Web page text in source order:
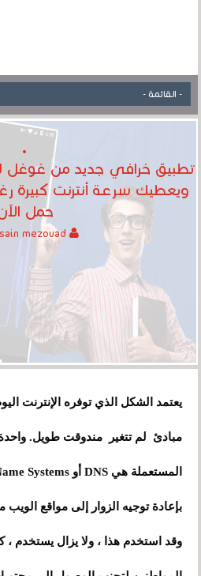
تطبيق خرافي جديد من غوغل
ويعطيك سرعة أنترنت كبيرة
حمل
يعتمد الشكل الذي توفره الإنترنت
مبادئ لم تتغير مندوقت طويل.
بإعادة توجيه الزوار إلى مواقع
وقد استخدم هذا ، ولا يزال يستخدم ،